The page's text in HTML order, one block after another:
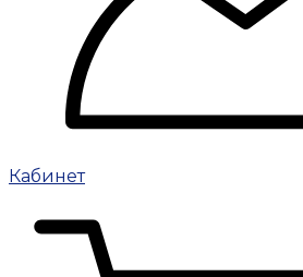
Кабинет